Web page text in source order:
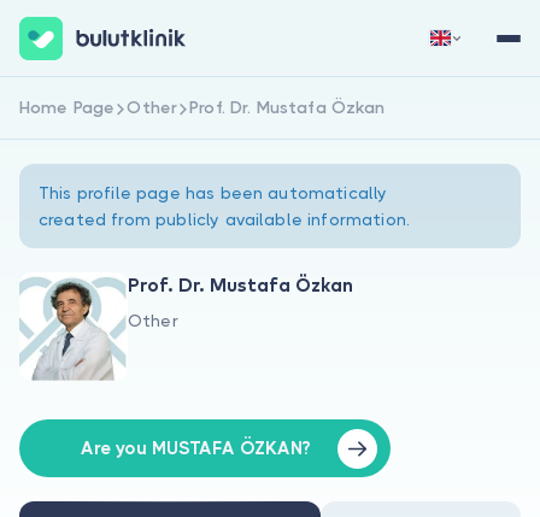
About Us
For Doctors
Sign Up Now Sign In
Home Page Other Prof. Dr. Mustafa Özkan
This profile page has been automatically
created from publicly available information.
Prof. Dr. Mustafa Özkan
Other
Are you MUSTAFA ÖZKAN?